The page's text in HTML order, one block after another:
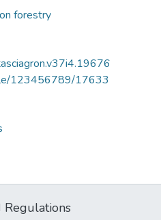
forestry
123456789/17633
Regulations